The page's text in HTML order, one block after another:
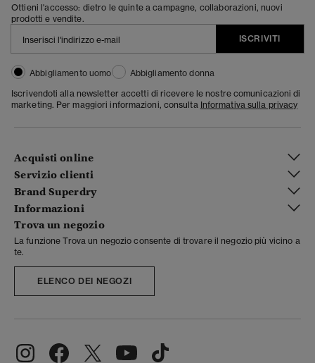
Ottieni l'accesso: dietro le quinte a campagne, collaborazioni, nuovi
prodotti e vendite.
ISCRIVITI
Abbigliamento uomo
Abbigliamento donna
Iscrivendoti alla newsletter accetti di ricevere le nostre comunicazioni di
marketing. Per maggiori informazioni, consulta Informativa sulla privacy
Acquisti online
Servizio clienti
Brand Superdry
Informazioni
Trova un negozio
La funzione Trova un negozio consente di trovare il negozio più vicino a
te.
ELENCO DEI NEGOZI